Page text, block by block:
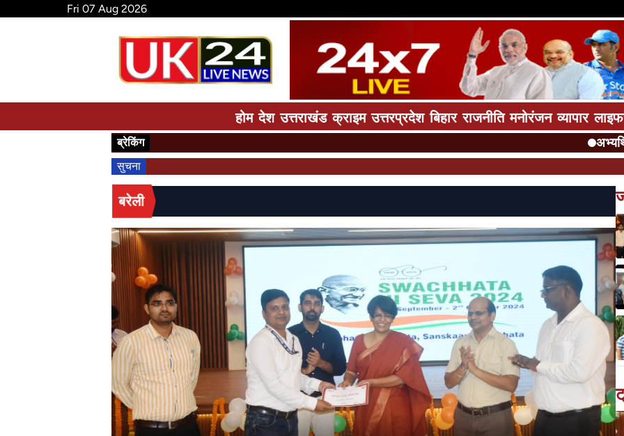
Fri 07 Aug 2026
होम देश उत्तराखंड क्राइम उत्तरप्रदेश बिहार राजनीति मनोरंजन व्यापार
ब्रेकिंग अभ्यर्थियों
सुचना
बरेली